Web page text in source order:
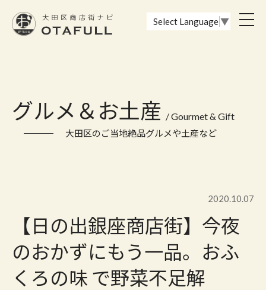
Select Language ▼
グルメ＆お土産 / Gourmet & Gift
大田区のご当地絶品グルメや土産など
2020.10.07
【日の出銀座商店街】今夜
のおかずにもう一品。おふ
くろの味 で野菜不足解